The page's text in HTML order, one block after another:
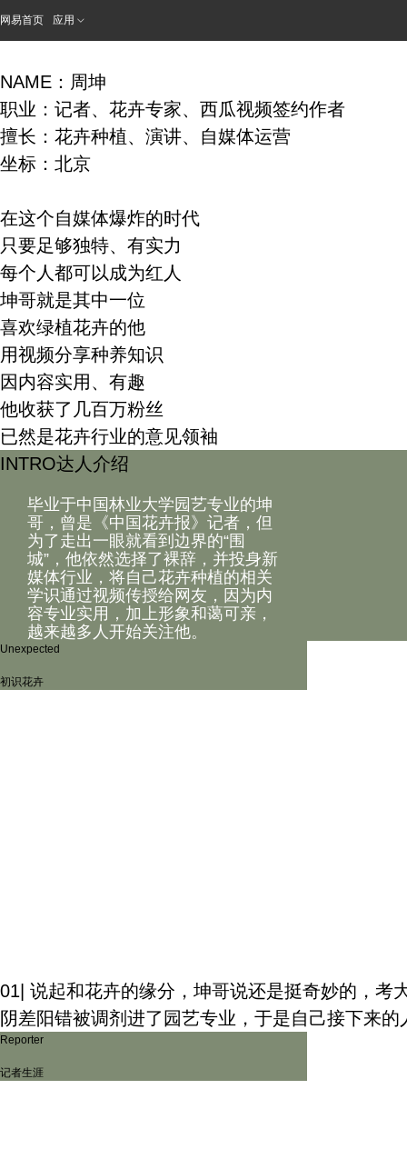
网易首页 应用
NAME：周坤
职业：记者、花卉专家、西瓜视频签约作者
擅长：花卉种植、演讲、自媒体运营
坐标：北京
在这个自媒体爆炸的时代
只要足够独特、有实力
每个人都可以成为红人
坤哥就是其中一位
喜欢绿植花卉的他
用视频分享种养知识
因内容实用、有趣
他收获了几百万粉丝
已然是花卉行业的意见领袖
INTRO达人介绍
毕业于中国林业大学园艺专业的坤
哥，曾是《中国花卉报》记者，但
为了走出一眼就看到边界的“围
城”，他依然选择了裸辞，并投身新
媒体行业，将自己花卉种植的相关
学识通过视频传授给网友，因为内
容专业实用，加上形象和蔼可亲，
越来越多人开始关注他。
Unexpected
初识花卉
01| 说起和花卉的缘分，坤哥说还是挺奇妙的，考
阴差阳错被调剂进了园艺专业，于是自己接下来
Reporter
记者生涯